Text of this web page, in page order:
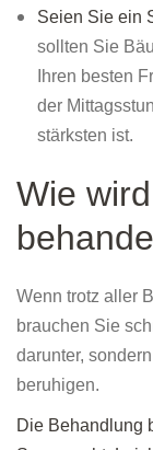
Seien Sie ein
sollten Sie
Ihren besten
der
stärksten ist.
Wie
Wenn trotz aller
brauchen Sie
darunter,
beruhigen.
Die Behandlung